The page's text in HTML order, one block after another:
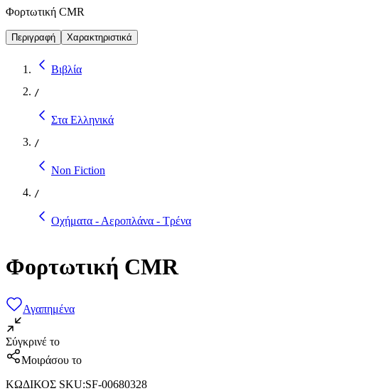
Φορτωτική CMR
Περιγραφή Χαρακτηριστικά
Βιβλία
/
Στα Ελληνικά
/
Non Fiction
/
Οχήματα - Αεροπλάνα - Τρένα
Φορτωτική CMR
Αγαπημένα
Σύγκρινέ το
Μοιράσου το
ΚΩΔΙΚΟΣ SKU:SF-00680328